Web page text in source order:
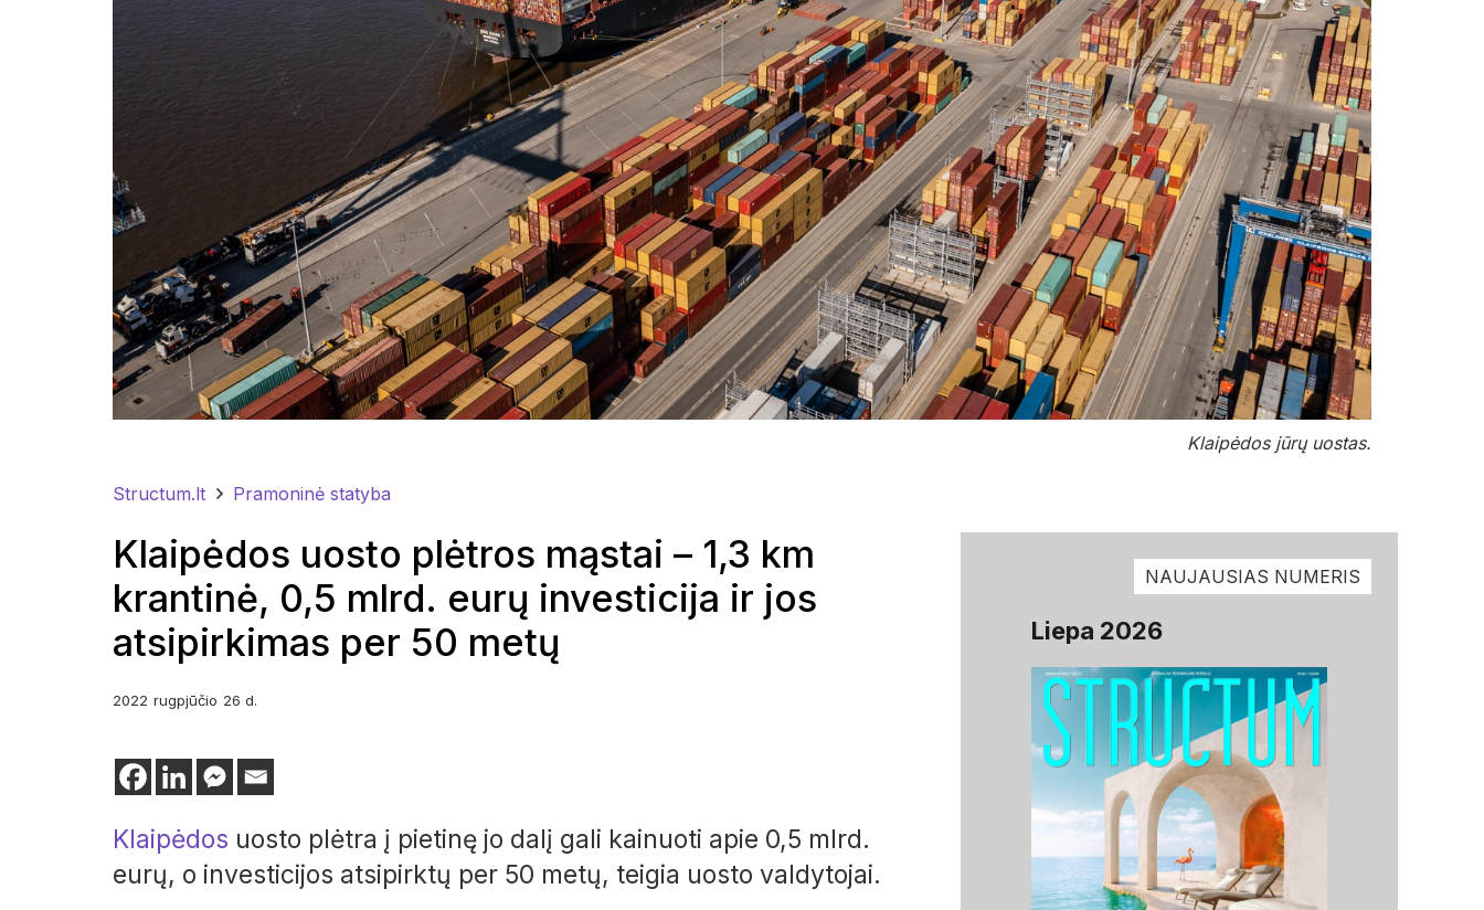
Klaipėdos jūrų uostas.
Structum.lt Pramoninė statyba
Klaipėdos uosto plėtros mąstai – 1,3 km
krantinė, 0,5 mlrd. eurų investicija ir jos
atsipirkimas per 50 metų
2022 rugpjūčio 26 d.
Klaipėdos uosto plėtra į pietinę jo dalį gali kainuoti apie 0,5 mlrd.
eurų, o investicijos atsipirktų per 50 metų, teigia uosto valdytojai.
NAUJAUSIAS NUMERIS
Liepa 2026